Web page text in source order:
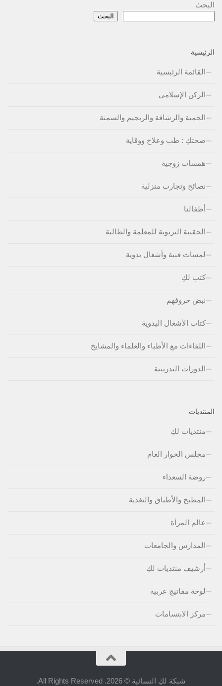
البحث
البحث
الرئيسية
القائمة الرئيسية
الركن الإسلامي
الحمية والرشاقة والريجيم والسمنة
صحتكِ : طب وعلاج ووقاية
همسات زوجية
نصائح وتجارب منزلية
أطفالنا
الحقيبة التربوية للمعلمة والطالبة
لمسات فنية وأشغال يدوية
كتب لكِ
نبض حروفهم
كتاب الأشغال اليدوية
اللقاءات مع الأطباء والعلماء والمشايخ
الدورات التدريبية
المنتديات
منتديات لكِ
مجلس الحوار العام
روضة السعداء
المطبخ والأطباق والتغذية
عالم المرأة
المدارس والجامعات
أرشيف منتديات لكِ
لوحة مفاتيج عربية
مركز الابتسامات
شبكة لكِ النسائية © 2026. All Rights Reserved.